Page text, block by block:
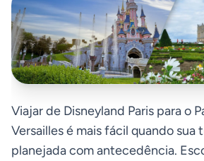
Viajar de Disneyland Paris para o
Versailles é mais fácil quando sua
planejada com antecedência.